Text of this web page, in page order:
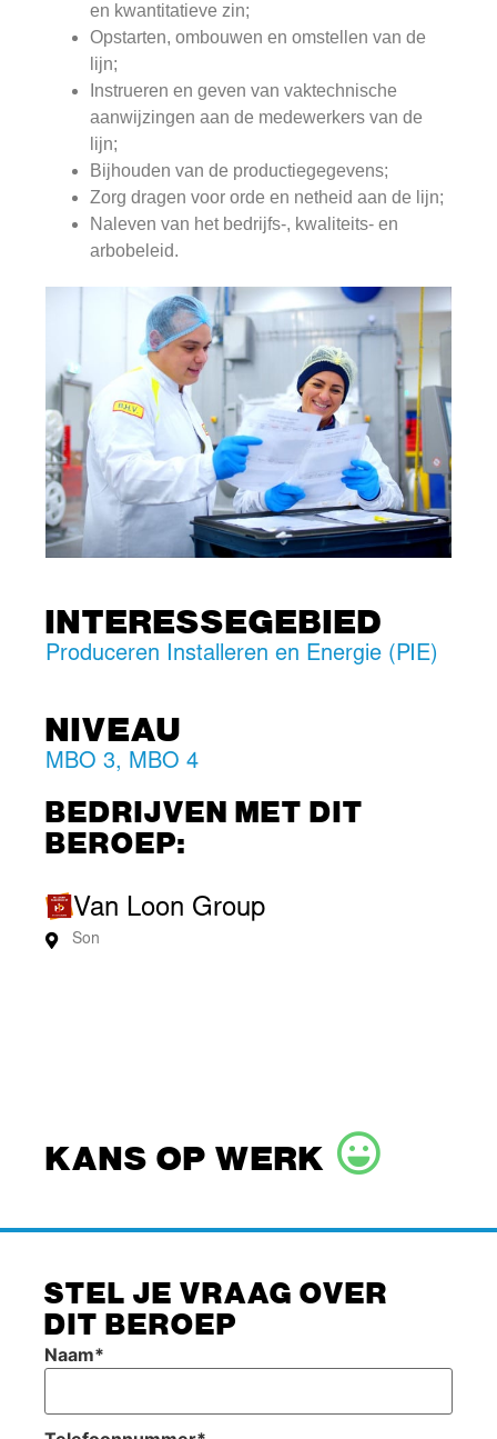
en kwantitatieve zin;
Opstarten, ombouwen en omstellen van de
lijn;
Instrueren en geven van vaktechnische
aanwijzingen aan de medewerkers van de
lijn;
Bijhouden van de productiegegevens;
Zorg dragen voor orde en netheid aan de lijn;
Naleven van het bedrijfs-, kwaliteits- en
arbobeleid.
INTERESSEGEBIED
Produceren Installeren en Energie (PIE)
NIVEAU
MBO 3, MBO 4
BEDRIJVEN MET DIT
BEROEP:
Van Loon Group
Son
KANS OP WERK
STEL JE VRAAG OVER
DIT BEROEP
Naam*